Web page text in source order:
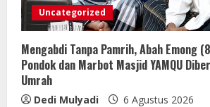
Uncategorized
Mengabdi Tanpa Pamrih, Abah Emong
Pondok dan Marbot Masjid YAMQU
Umrah
Dedi Mulyadi 6 Agustus 2026